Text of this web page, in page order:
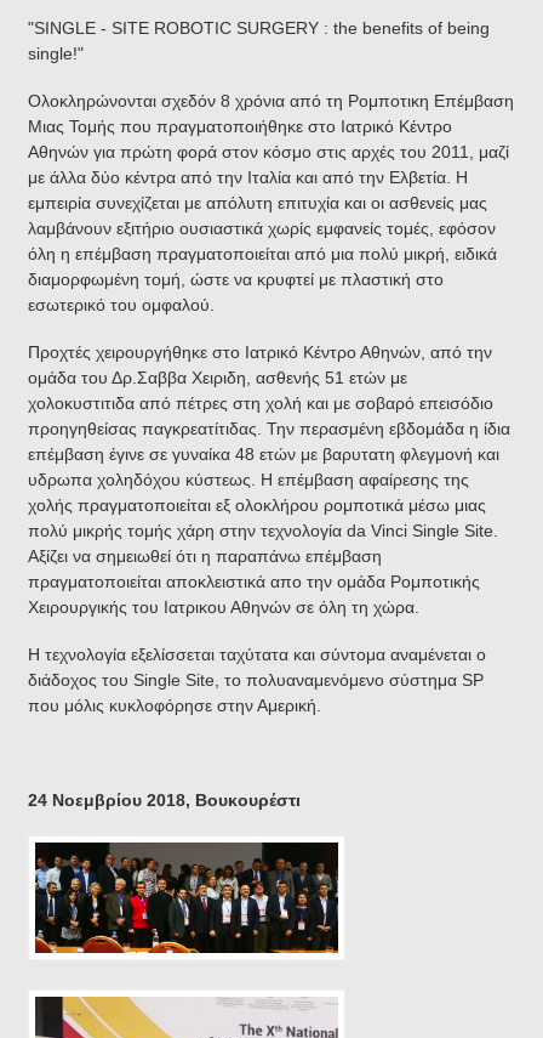
"SINGLE - SITE ROBOTIC SURGERY : the benefits of being
single!"
Ολοκληρώνονται σχεδόν 8 χρόνια από τη Ρομποτικη Επέμβαση
Μιας Τομής που πραγματοποιήθηκε στο Ιατρικό Κέντρο
Αθηνών για πρώτη φορά στον κόσμο στις αρχές του 2011, μαζί
με άλλα δύο κέντρα από την Ιταλία και από την Ελβετία. Η
εμπειρία συνεχίζεται με απόλυτη επιτυχία και οι ασθενείς μας
λαμβάνουν εξιτήριο ουσιαστικά χωρίς εμφανείς τομές, εφόσον
όλη η επέμβαση πραγματοποιείται από μια πολύ μικρή, ειδικά
διαμορφωμένη τομή, ώστε να κρυφτεί με πλαστική στο
εσωτερικό του ομφαλού.
Προχτές χειρουργήθηκε στο Ιατρικό Κέντρο Αθηνών, από την
ομάδα του Δρ.Σαββα Χειριδη, ασθενής 51 ετών με
χολοκυστιτιδα από πέτρες στη χολή και με σοβαρό επεισόδιο
προηγηθείσας παγκρεατίτιδας. Την περασμένη εβδομάδα η ίδια
επέμβαση έγινε σε γυναίκα 48 ετών με βαρυτατη φλεγμονή και
υδρωπα χοληδόχου κύστεως. Η επέμβαση αφαίρεσης της
χολής πραγματοποιείται εξ ολοκλήρου ρομποτικά μέσω μιας
πολύ μικρής τομής χάρη στην τεχνολογία da Vinci Single Site.
Αξίζει να σημειωθεί ότι η παραπάνω επέμβαση
πραγματοποιείται αποκλειστικά απο την ομάδα Ρομποτικής
Χειρουργικής του Ιατρικου Αθηνών σε όλη τη χώρα.
Η τεχνολογία εξελίσσεται ταχύτατα και σύντομα αναμένεται ο
διάδοχος του Single Site, το πολυαναμενόμενο σύστημα SP
που μόλις κυκλοφόρησε στην Αμερική.
24 Νοεμβρίου 2018, Βουκουρέστι